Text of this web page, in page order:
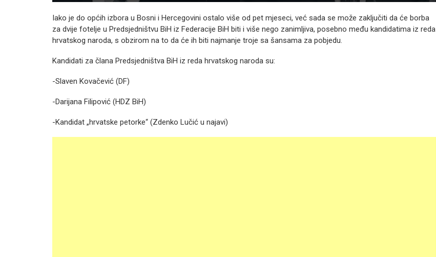
Iako je do općih izbora u Bosni i Hercegovini ostalo više od pet mjeseci, već sada se može zaključiti da će borba
za dvije fotelje u Predsjedništvu BiH iz Federacije BiH biti i više nego zanimljiva, posebno među kandidatima iz reda
hrvatskog naroda, s obzirom na to da će ih biti najmanje troje sa šansama za pobjedu.
Kandidati za člana Predsjedništva BiH iz reda hrvatskog naroda su:
-Slaven Kovačević (DF)
-Darijana Filipović (HDZ BiH)
-Kandidat „hrvatske petorke“ (Zdenko Lučić u najavi)